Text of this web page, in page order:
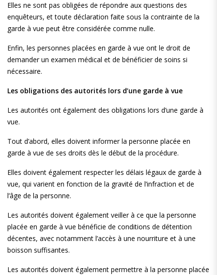
Elles ne sont pas obligées de répondre aux questions des
enquêteurs, et toute déclaration faite sous la contrainte de la
garde à vue peut être considérée comme nulle.
Enfin, les personnes placées en garde à vue ont le droit de
demander un examen médical et de bénéficier de soins si
nécessaire.
Les obligations des autorités lors d’une garde à vue
Les autorités ont également des obligations lors d’une garde à
vue.
Tout d’abord, elles doivent informer la personne placée en
garde à vue de ses droits dès le début de la procédure.
Elles doivent également respecter les délais légaux de garde à
vue, qui varient en fonction de la gravité de l’infraction et de
l’âge de la personne.
Les autorités doivent également veiller à ce que la personne
placée en garde à vue bénéficie de conditions de détention
décentes, avec notamment l’accès à une nourriture et à une
boisson suffisantes.
Les autorités doivent également permettre à la personne placée